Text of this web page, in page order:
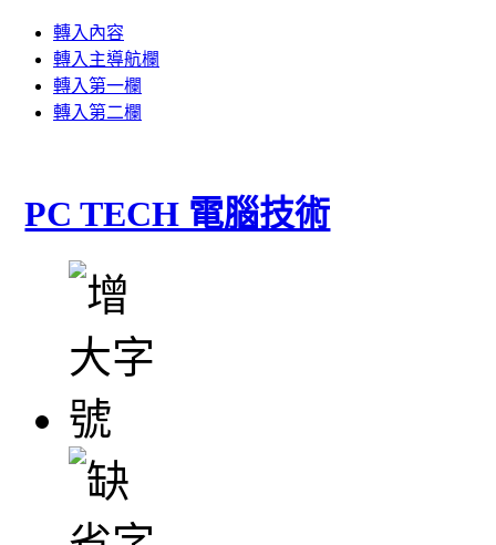
轉入內容
轉入主導航欄
轉入第一欄
轉入第二欄
PC TECH 電腦技術